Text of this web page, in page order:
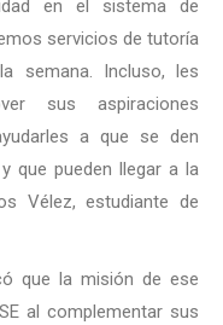
en el sistema de
servicios de tutoría
semana. Incluso, les
sus aspiraciones
a que se den
que pueden llegar a la
Vélez, estudiante de
que la misión de ese
al complementar sus